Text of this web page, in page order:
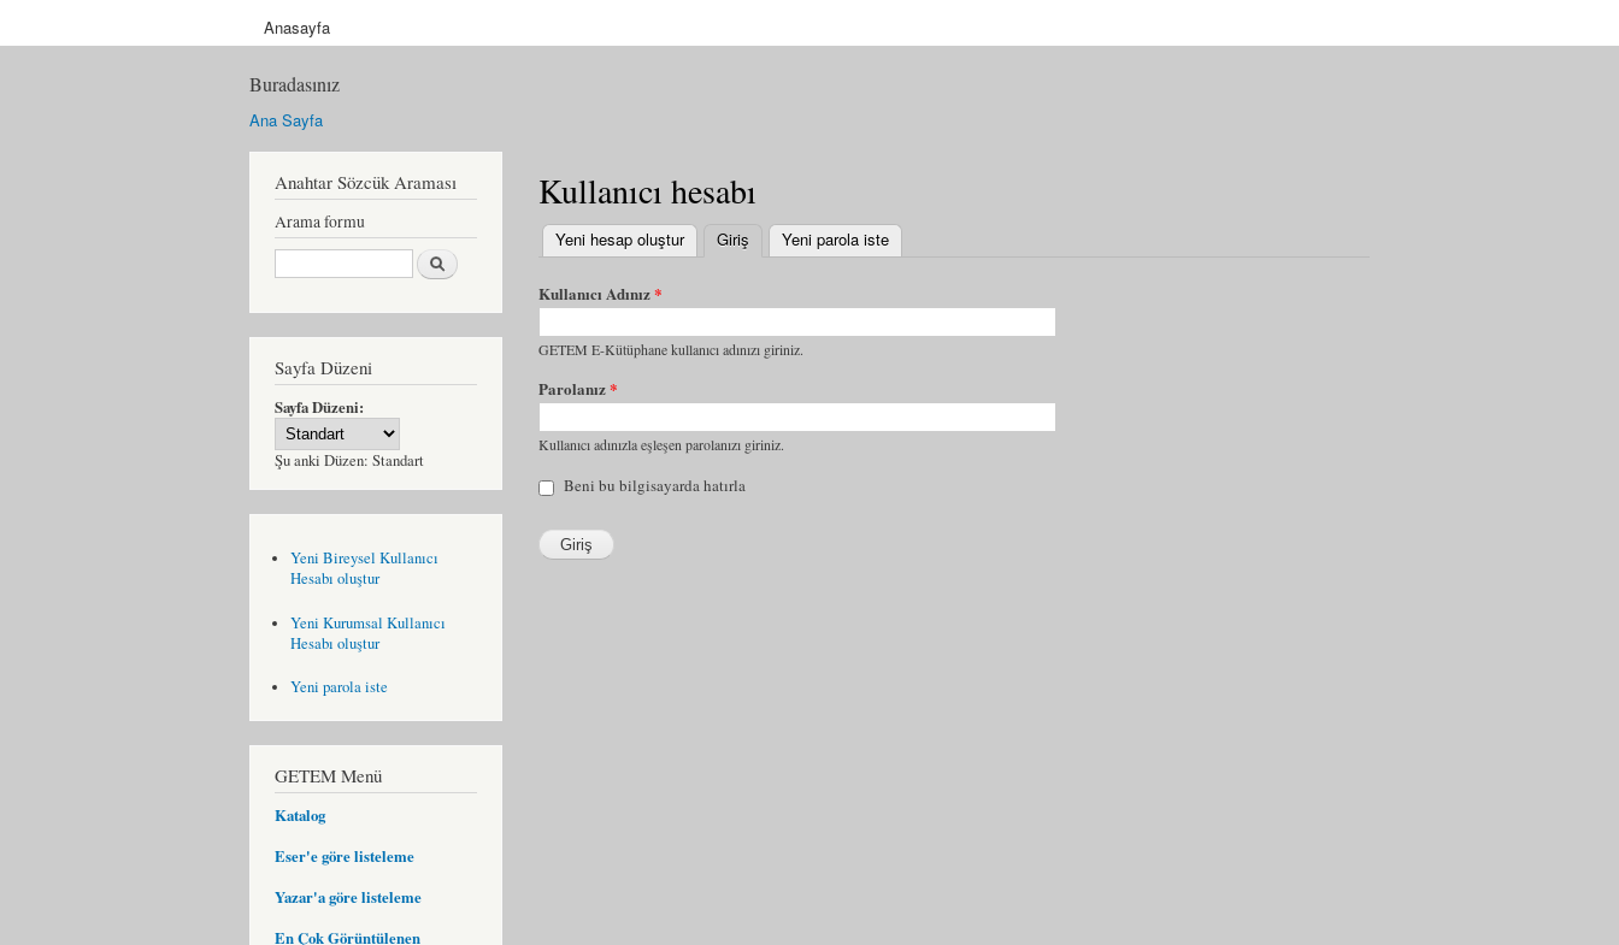
Anasayfa
Buradasınız
Ana Sayfa
Anahtar Sözcük Araması
Arama formu
Ara
Sayfa Düzeni
Sayfa Düzeni:
Şu anki Düzen: Standart
Yeni Bireysel Kullanıcı
Hesabı oluştur
Yeni Kurumsal Kullanıcı
Hesabı oluştur
Yeni parola iste
GETEM Menü
Katalog
Eser'e göre listeleme
Yazar'a göre listeleme
En Çok Görüntülenen
Kullanıcı hesabı
Yeni hesap oluştur Giriş (etkin sekme)
Yeni parola iste
Kullanıcı Adınız*
GETEM E-Kütüphane kullanıcı adınızı giriniz.
Parolanız*
Kullanıcı adınızla eşleşen parolanızı giriniz.
Beni bu bilgisayarda hatırla